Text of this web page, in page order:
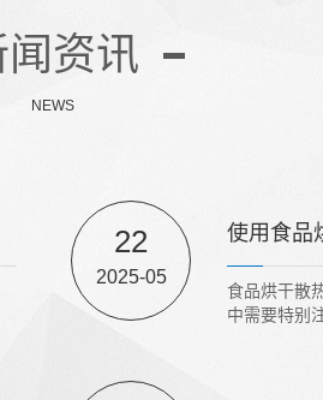
闻资讯
NEWS
22
2025-05
使用食品
食品烘干散
中需要特别